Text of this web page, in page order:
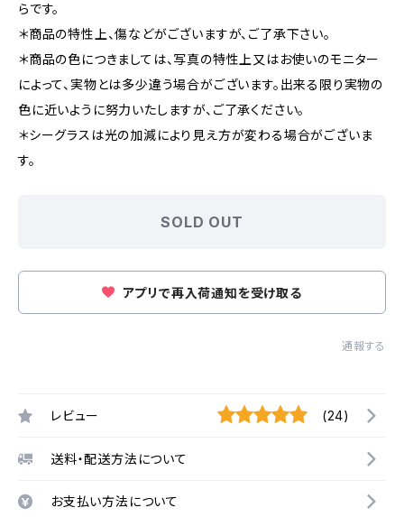
らです。
＊商品の特性上、傷などがございますが、ご了承下さい。
＊商品の色につきましては、写真の特性上又はお使いのモニター
によって、実物とは多少違う場合がございます。出来る限り実物の
色に近いように努力いたしますが、ご了承ください。
＊シーグラスは光の加減により見え方が変わる場合がございま
す。
SOLD OUT
アプリで再入荷通知を受け取る
通報する
レビュー (24)
送料・配送方法について
お支払い方法について